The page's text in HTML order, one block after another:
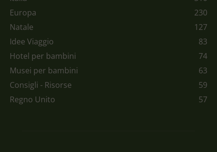
Europa
230
Natale
127
Idee Viaggio
83
Hotel per bambini
74
Musei per bambini
63
Consigli - Risorse
59
Regno Unito
57